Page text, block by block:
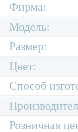
Фирма:
Модель:
Размер:
Цвет:
Способ
Розничная